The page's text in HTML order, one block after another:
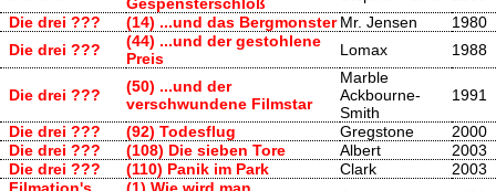
Die drei ???
(14) ...und das Bergmonster Mr. Jensen
1980
Die drei ???
(44) ...und der gestohlene
Preis
Lomax 1988
Die drei ???
(50) ...und der
verschwundene Filmstar
Marble
Ackbourne-
Smith
1991
Die drei ??? (92) Todesflug Gregstone
2000
Die drei ???
(108) Die sieben Tore Albert
2003
Die drei ???
(110) Panik im Park Clark
2003
Filmation's
(1) Wie wird man